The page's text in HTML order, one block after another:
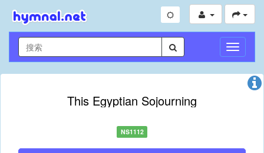
切
換
導
This Egyptian Sojourning
NS1112